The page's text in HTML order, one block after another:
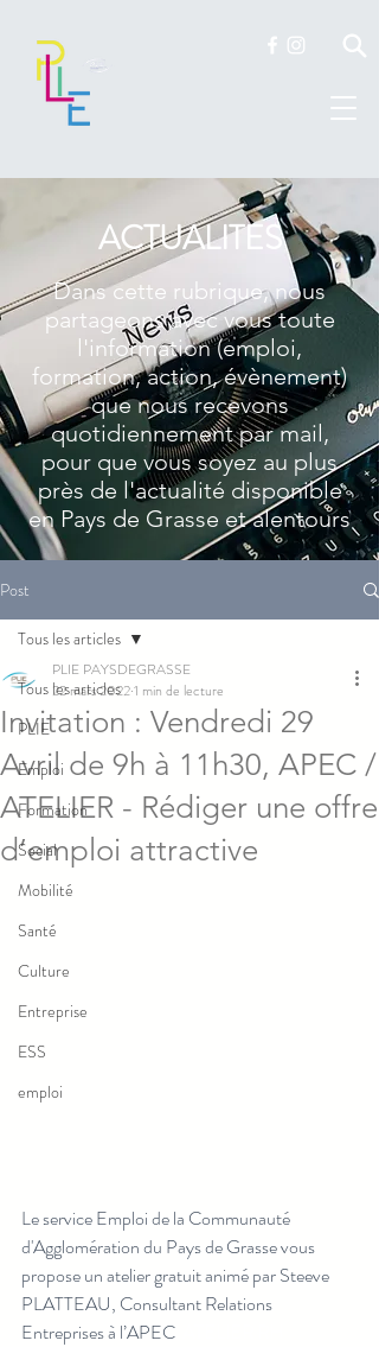
ACTUALITES
Dans cette rubrique, nous
partageons avec vous toute
l'information (emploi,
formation, action, évènement)
que nous recevons
quotidiennement par mail,
pour que vous soyez au plus
près de l'actualité disponible
en Pays de Grasse et alentours
Post
Tous les articles
PLIE
Emploi
Formation
Social
Mobilité
Santé
Culture
Entreprise
ESS
emploi
Tous les articles
Invitation : Vendredi 29
Avril de 9h à 11h30, APEC /
ATELIER - Rédiger une offre
d’emploi attractive
PLIE PAYSDEGRASSE
22 mars 20221 min de lecture
Le service Emploi de la Communauté
d'Agglomération du Pays de Grasse vous
propose un atelier gratuit animé par Steeve
PLATTEAU, Consultant Relations
Entreprises à l’APEC